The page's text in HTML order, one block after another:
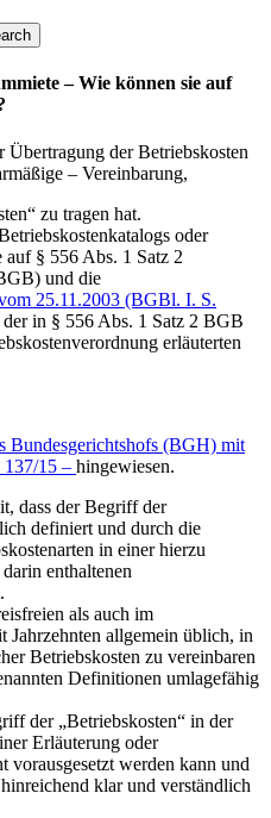
– Wie können sie auf
der Betriebskosten
– Vereinbarung,
zu tragen hat.
oder
§ 556 Abs. 1 Satz 2
und die
25.11.2003 (BGBl. I. S.
in § 556 Abs. 1 Satz 2 BGB
erläuterten
Bundesgerichtshofs (BGH) mit
15 – hingewiesen.
dass der Begriff der
definiert und durch die
in einer hierzu
enthaltenen
als auch im
Jahrzehnten allgemein üblich, in
Betriebskosten zu vereinbaren
Definitionen umlagefähig
der „Betriebskosten“ in der
Erläuterung oder
vorausgesetzt werden kann und
klar und verständlich